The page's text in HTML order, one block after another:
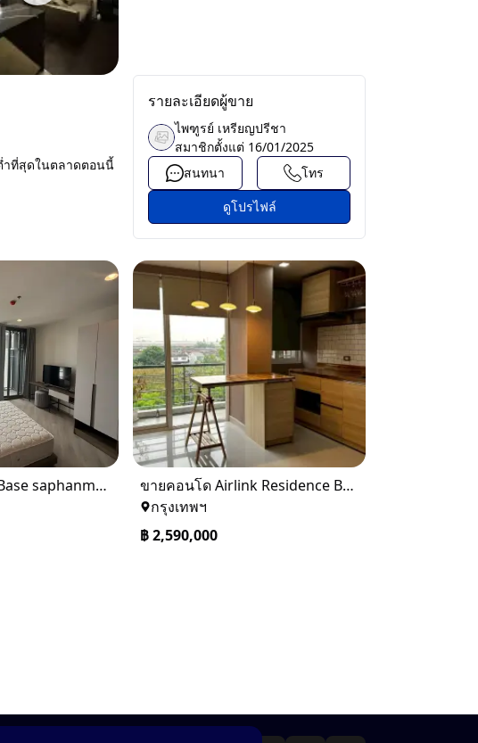
ำที่สุดในตลาดตอนนี้
รายละเอียดผู้ขาย
ไพฑูรย์ เหรียญปรีชา
สมาชิกตั้งแต่ 16/01/2025
สนทนา
โทร
ดูโปรไฟล์
ขายคอนโด The Base saphanmai ย่านสะพานใหม่
ขายคอนโด Airlink Residence Building 7 Airport Link ลาดกระบัง
กรุงเทพฯ
฿2,590,000